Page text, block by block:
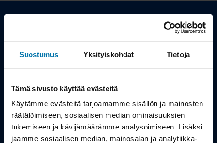
Suostumus Yksityiskohdat Tietoja
Tämä sivusto käyttää evästeitä
Käytämme evästeitä tarjoamamme sisällön ja mainosten
räätälöimiseen, sosiaalisen median ominaisuuksien
tukemiseen ja kävijämäärämme analysoimiseen. Lisäksi
jaamme sosiaalisen median, mainosalan ja analytiikka-
Kauppa
Työsuhdepyörä
Info